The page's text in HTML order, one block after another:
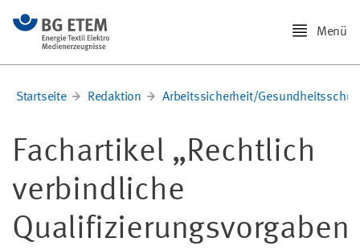
Menü
Startseite Redaktion Arbeitssicherheit/
Fachartikel „Rechtlich
verbindliche
Qualifizierungsvorgaben